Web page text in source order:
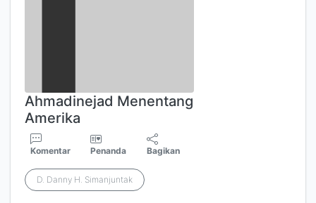
Ahmadinejad Menentang
Amerika
Komentar Penanda Bagikan
D. Danny H. Simanjuntak